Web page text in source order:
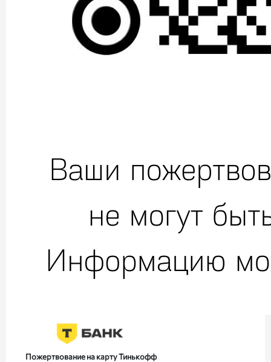
Пожертвование на карту Тинькофф